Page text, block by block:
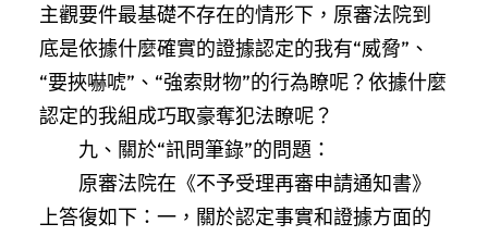
主觀要件最基礎不存在的情形下，原審法院到
底是依據什麼確實的證據認定的我有“威脅”、
“要挾嚇唬”、“強索財物”的行為瞭呢？依據什麼
認定的我組成巧取豪奪犯法瞭呢？
九、關於“訊問筆錄”的問題：
原審法院在《不予受理再審申請通知書》
上答復如下：一，關於認定事實和證據方面的